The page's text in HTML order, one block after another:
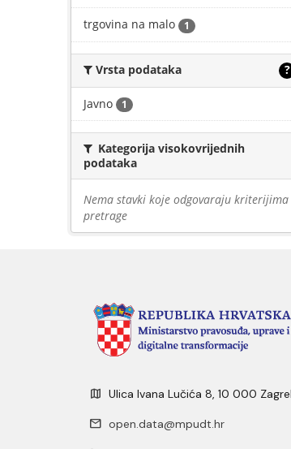
trgovina na malo 1
Vrsta podataka ?
Javno 1
Kategorija visokovrijednih
podataka
Nema stavki koje odgovaraju kriterijima
pretrage